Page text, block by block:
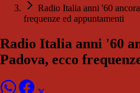
Radio Italia anni '60
frequenze ed appuntamenti
Radio Italia anni '60
Padova, ecco